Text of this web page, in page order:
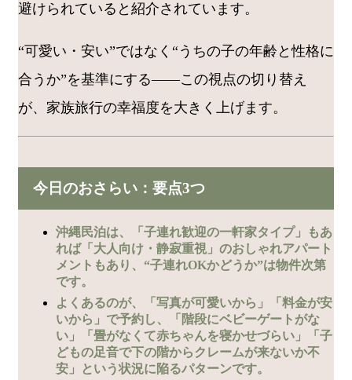
避けられていると紹介されています。
“可愛い・安い”ではなく“うちの子の年齢と性格に
合うか”を基準にする――この視点の切り替え
が、家族旅行の幸福度を大きく上げます。
今日のおさらい：要点3つ
沖縄民泊は、「子連れ歓迎の一軒家タイプ」もあ
れば「大人向け・静寂重視」のおしゃれアパート
メントもあり、“子連れOKかどうか”は物件次第
です。
よくあるのが、「写真が可愛いから」「料金が安
いから」で予約し、「階段にベビーゲートがな
い」「畳がなくて赤ちゃんを寝かせづらい」「子
どもの足音で下の階からクレームが来ないか不
安」という状況に陥るパターンです。